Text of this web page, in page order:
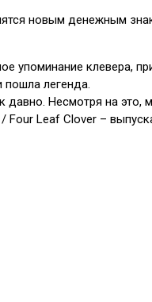
новым денежным
упоминание клевера,
пошла легенда.
давно. Несмотря на
Leaf Clover –